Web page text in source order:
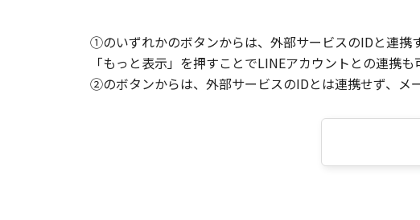
①のいずれかのボタンからは、外部サービスのIDと連携
「もっと表示」を押すことでLINEアカウントとの連携も
②のボタンからは、外部サービスのIDとは連携せず、メ